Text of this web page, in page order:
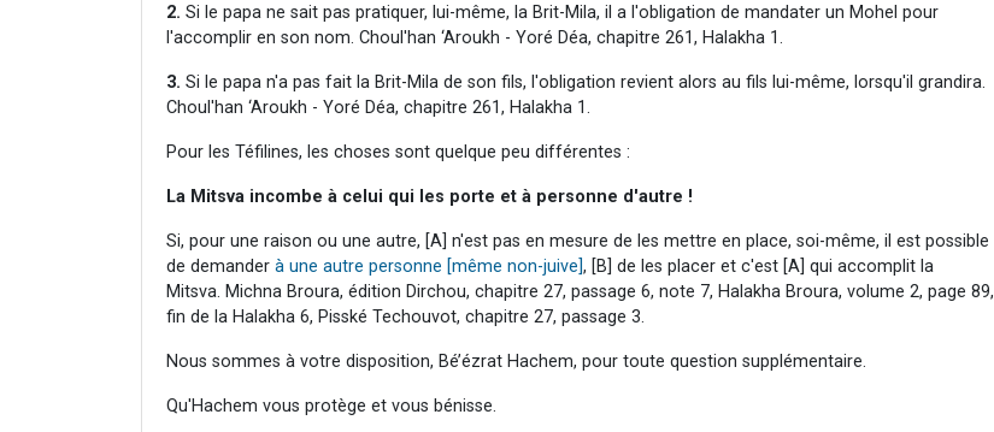
2. Si le papa ne sait pas pratiquer, lui-même, la Brit-Mila, il a l'obligation de mandater un Mohel pour
l'accomplir en son nom. Choul'han ‘Aroukh - Yoré Déa, chapitre 261, Halakha 1.
3. Si le papa n'a pas fait la Brit-Mila de son fils, l'obligation revient alors au fils lui-même, lorsqu'il grandira.
Choul'han ‘Aroukh - Yoré Déa, chapitre 261, Halakha 1.
Pour les Téfilines, les choses sont quelque peu différentes :
La Mitsva incombe à celui qui les porte et à personne d'autre !
Si, pour une raison ou une autre, [A] n'est pas en mesure de les mettre en place, soi-même, il est possible
de demander à une autre personne [même non-juive], [B] de les placer et c'est [A] qui accomplit la
Mitsva. Michna Broura, édition Dirchou, chapitre 27, passage 6, note 7, Halakha Broura, volume 2, page 89,
fin de la Halakha 6, Pisské Techouvot, chapitre 27, passage 3.
Nous sommes à votre disposition, Bé’ézrat Hachem, pour toute question supplémentaire.
Qu'Hachem vous protège et vous bénisse.